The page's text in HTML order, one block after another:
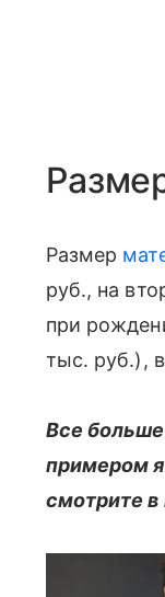
Размер
руб., на
при
тыс. руб.),
Все
примером
смотрите в